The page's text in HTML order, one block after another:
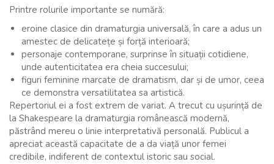
Printre rolurile importante se numără:
eroine clasice din dramaturgia universală, în care a adus un
amestec de delicatețe și forță interioară;
personaje contemporane, surprinse în situații cotidiene,
unde autenticitatea era cheia succesului;
figuri feminine marcate de dramatism, dar și de umor, ceea
ce demonstra versatilitatea sa artistică.
Repertoriul ei a fost extrem de variat. A trecut cu ușurință de
la Shakespeare la dramaturgia românească modernă,
păstrând mereu o linie interpretativă personală. Publicul a
apreciat această capacitate de a da viață unor femei
credibile, indiferent de contextul istoric sau social.